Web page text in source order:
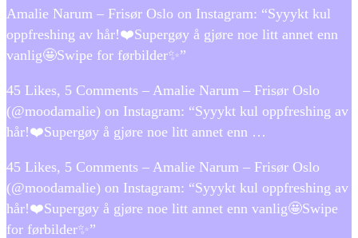
Amalie Narum – Frisør Oslo on Instagram: “Syyykt kul
oppfreshing av hår!❤️Supergøy å gjøre noe litt annet enn
vanlig🤩Swipe for førbilder✨”
45 Likes, 5 Comments – Amalie Narum – Frisør Oslo
(@moodamalie) on Instagram: “Syyykt kul oppfreshing av
hår!❤️Supergøy å gjøre noe litt annet enn …
45 Likes, 5 Comments – Amalie Narum – Frisør Oslo
(@moodamalie) on Instagram: “Syyykt kul oppfreshing av
hår!❤️Supergøy å gjøre noe litt annet enn vanlig🤩Swipe
for førbilder✨”